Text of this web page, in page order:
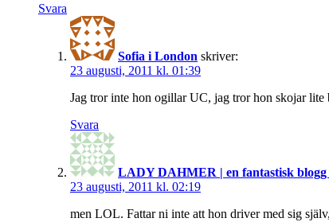
Svara
Sofia i London skriver:
23 augusti, 2011 kl. 01:39
Jag tror inte hon ogillar UC, jag tror hon skojar lite
Svara
LADY DAHMER | en fantastisk blogg
23 augusti, 2011 kl. 02:19
men LOL. Fattar ni inte att hon driver med sig